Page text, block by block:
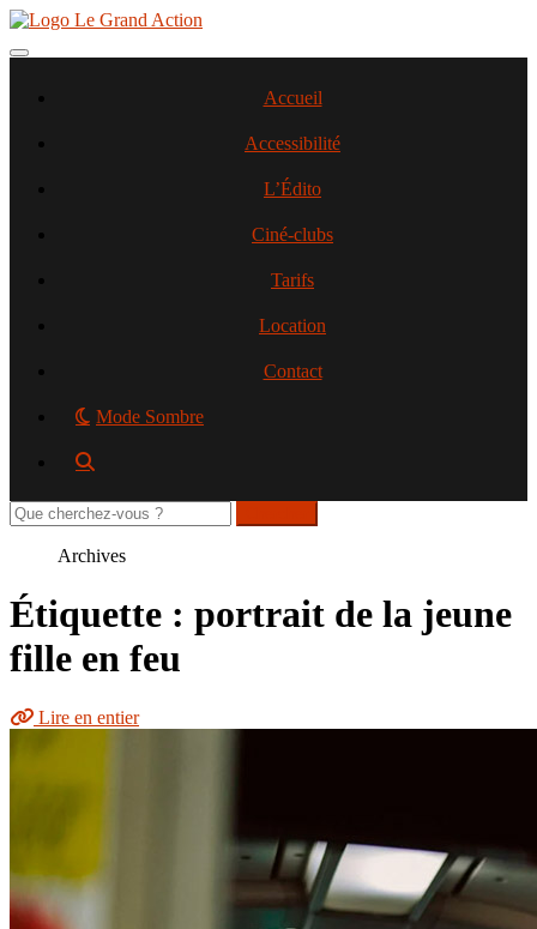
Aller
contenu
Toggle navigation
Accueil
Accessibilité
L’Édito
Ciné-clubs
Tarifs
Location
Contact
Mode Sombre
Rechercher
sur
Archives
Étiquette : portrait de la jeune
fille en feu
Lire en entier